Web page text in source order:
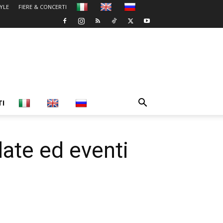
FIERE & CONCERTI
ed eventi